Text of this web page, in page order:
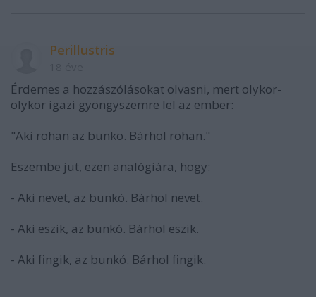
Perillustris
Érdemes a hozzászólásokat olvasni, mert olykor-
olykor igazi gyöngyszemre lel az ember:
"Aki rohan az bunko. Bárhol rohan."
Eszembe jut, ezen analógiára, hogy:
- Aki nevet, az bunkó. Bárhol nevet.
- Aki eszik, az bunkó. Bárhol eszik.
- Aki fingik, az bunkó. Bárhol fingik.